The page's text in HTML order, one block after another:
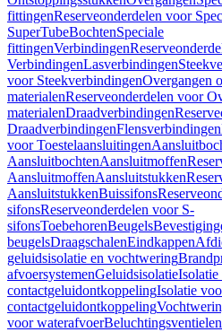
fittingenReserveonderdelen voor
SuperTubeBochtenSpeciale
fittingenVerbindingen
VerbindingenLasverbindingen
voor SteekverbindingenOvergangen
materialenReserveonderdelen voor
materialenDraadverbindingen
DraadverbindingenFlensverbindingen
voor Toestelaansluitingen
AansluitbochtenAansluitmoffen
AansluitmoffenAansluitstukken
AansluitstukkenBuissifons
sifonsReserveonderdelen voor S-
sifonsToebehorenBeugels
beugelsDraagschalenEindkappen
geluidsisolatie en vochtwering
afvoersystemenGeluidsisolatie
contactgeluidontkoppelingIsolatie
contactgeluidontkoppeling
voor waterafvoerBeluchtingsventielen